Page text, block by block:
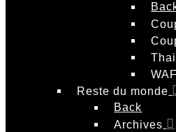
Reste du monde
Back
Archives